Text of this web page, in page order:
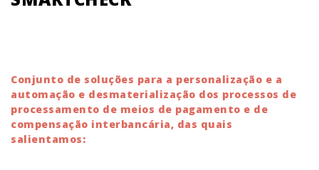
Conjunto de soluções para a personalização e a
automação e desmaterialização dos processos de
processamento de meios de pagamento e de
compensação interbancária, das quais
salientamos: